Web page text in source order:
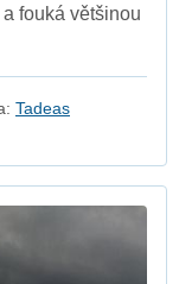
fouká většinou
Tadeas